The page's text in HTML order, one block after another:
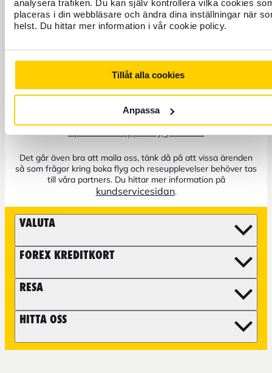
analysera trafiken. Du kan själv kontrollera vilka cookies
placeras i din webbläsare och ändra dina inställningar när
helst. Du hittar mer information i vår cookie policy.
Tillåt alla cookies
Anpassa
+46 771 22 22 21
Kundservice: Telefon vardagar 8–17
Spärra kort öppet dygnet runt
Det går även bra att maila oss, tänk då på att vissa ärenden
så som frågor kring boka flyg och reseupplevelser behöver tas
till våra partners. Du hittar mer information på
kundservicesidan.
VALUTA
FOREX KREDITKORT
RESA
HITTA OSS